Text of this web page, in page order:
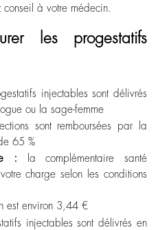
conseil à votre médecin.
les progestatifs
injectables sont délivrés
ou la sage-femme
sont remboursées par la
65 %
:
la complémentaire santé
charge selon les conditions
est environ 3,44 €
injectables sont délivrés en